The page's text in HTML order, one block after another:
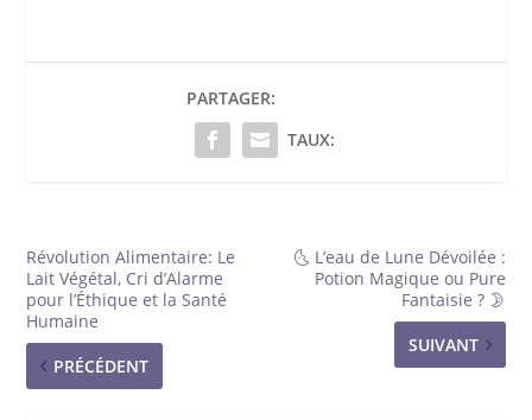
PARTAGER:
TAUX:
Révolution Alimentaire: Le
Lait Végétal, Cri d’Alarme
pour l’Éthique et la Santé
Humaine
PRÉCÉDENT
🌜 L’eau de Lune Dévoilée :
Potion Magique ou Pure
Fantaisie ? 🌛
SUIVANT